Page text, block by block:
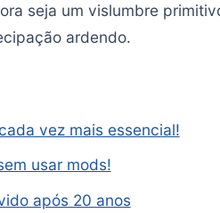
seja um vislumbre
ardendo.
vez mais essencial!
usar mods!
após 20 anos